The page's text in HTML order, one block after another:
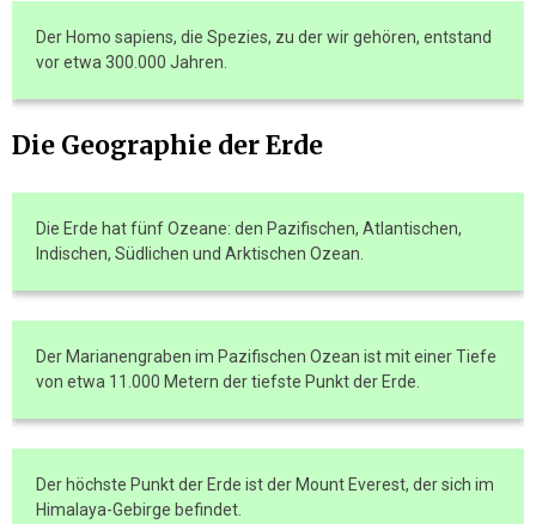
Der Homo sapiens, die Spezies, zu der wir gehören, entstand
vor etwa 300.000 Jahren.
Die Geographie der Erde
Die Erde hat fünf Ozeane: den Pazifischen, Atlantischen,
Indischen, Südlichen und Arktischen Ozean.
Der Marianengraben im Pazifischen Ozean ist mit einer Tiefe
von etwa 11.000 Metern der tiefste Punkt der Erde.
Der höchste Punkt der Erde ist der Mount Everest, der sich im
Himalaya-Gebirge befindet.